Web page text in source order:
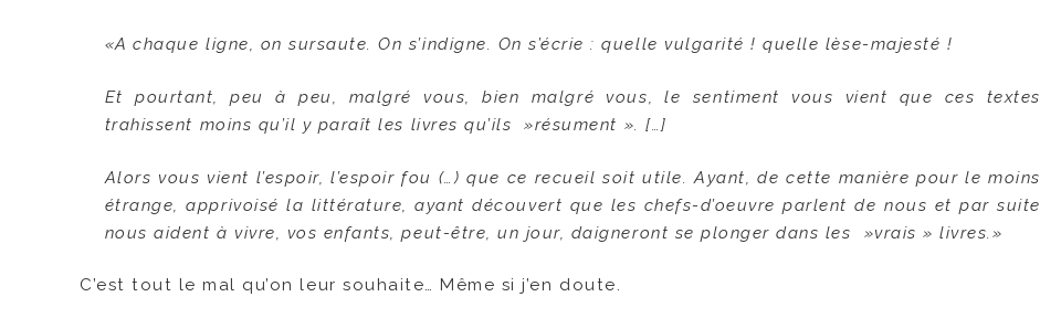
«A chaque ligne, on sursaute. On s’indigne. On s’écrie : quelle vulgarité ! quelle lèse-majesté !
Et pourtant, peu à peu, malgré vous, bien malgré vous, le sentiment vous vient que ces textes
trahissent moins qu’il y paraît les livres qu’ils »résument ». […]
Alors vous vient l’espoir, l’espoir fou (…) que ce recueil soit utile. Ayant, de cette manière pour le moins
étrange, apprivoisé la littérature, ayant découvert que les chefs-d’oeuvre parlent de nous et par suite
nous aident à vivre, vos enfants, peut-être, un jour, daigneront se plonger dans les »vrais » livres.»
C’est tout le mal qu’on leur souhaite… Même si j’en doute.